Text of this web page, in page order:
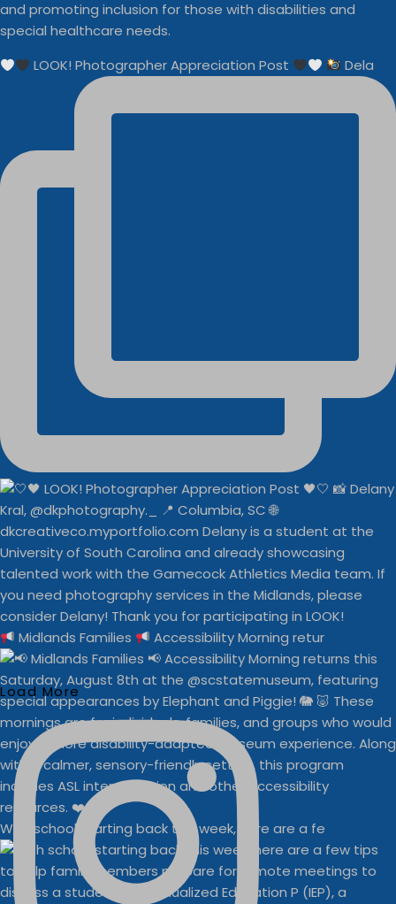
and promoting inclusion for those with disabilities and
special healthcare needs.
LOOK! Photographer Appreciation Post
Dela
Midlands Families Accessibility Morning retur
With school starting back this week, here are a fe
Load More